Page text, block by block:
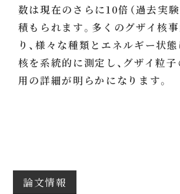
数は現在のさらに10倍（過去実
積もられます。多くのグザイ核
り、様々な種類とエネルギー状
核を系統的に測定し、グザイ粒
用の詳細が明らかになります。
論文情報